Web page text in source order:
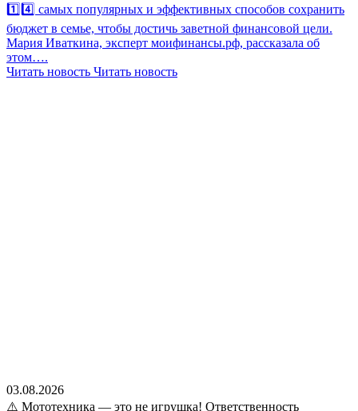
1️⃣4️⃣ самых популярных и эффективных способов сохранить
бюджет в семье, чтобы достичь заветной финансовой цели.
Мария Иваткина, эксперт моифинансы.рф, рассказала об
этом….
Читать новость Читать новость
03.08.2026
⚠️ Мототехника — это не игрушка! Ответственность